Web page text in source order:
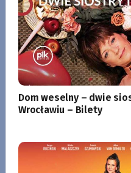
Dom weselny – dwie
Wrocławiu – Bilety